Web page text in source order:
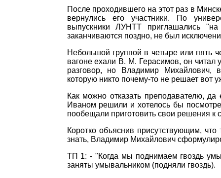
После проходившего на этот раз в
вернулись его участники. По
выпускники ЛУНТТ приглашались
заканчиваются поздно, не был
Небольшой группой в четыре или пять
вагоне ехали В. М. Герасимов, он
разговор, но Владимир Михайлович,
которую никто почему-то не решает вот
Как можно отказать преподавателю,
Иваном решили и хотелось бы
пообещали приготовить свои решения к
Коротко объяснив присутствующим,
знать, Владимир Михайлович
ТП 1: - "Когда мы поднимаем гвоздь
заняты умывальником (подняли гвоздь).